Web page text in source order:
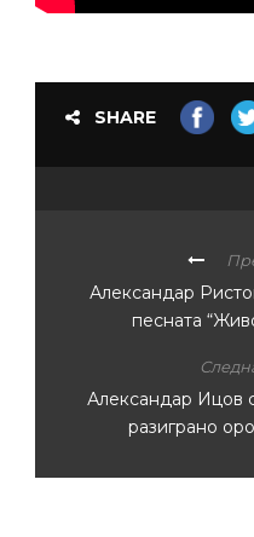
SHARE
Александар
песната
Александар Ицов
разиграно